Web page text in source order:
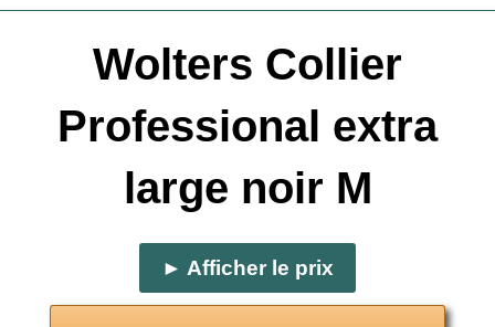
Wolters Collier
Professional extra
large noir M
► Afficher le prix